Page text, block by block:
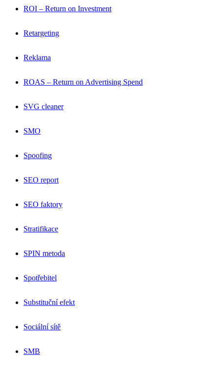
ROI – Return on Investment
Retargeting
Reklama
ROAS – Return on Advertising Spend
SVG cleaner
SMO
Spoofing
SEO report
SEO faktory
Stratifikace
SPIN metoda
Spotřebitel
Substituční efekt
Sociální sítě
SMB